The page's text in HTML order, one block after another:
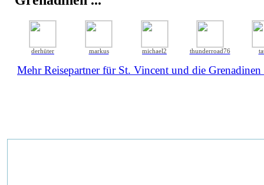
derhüter markus michael2 thunderroad76
Mehr Reisepartner für St. Vincent und die